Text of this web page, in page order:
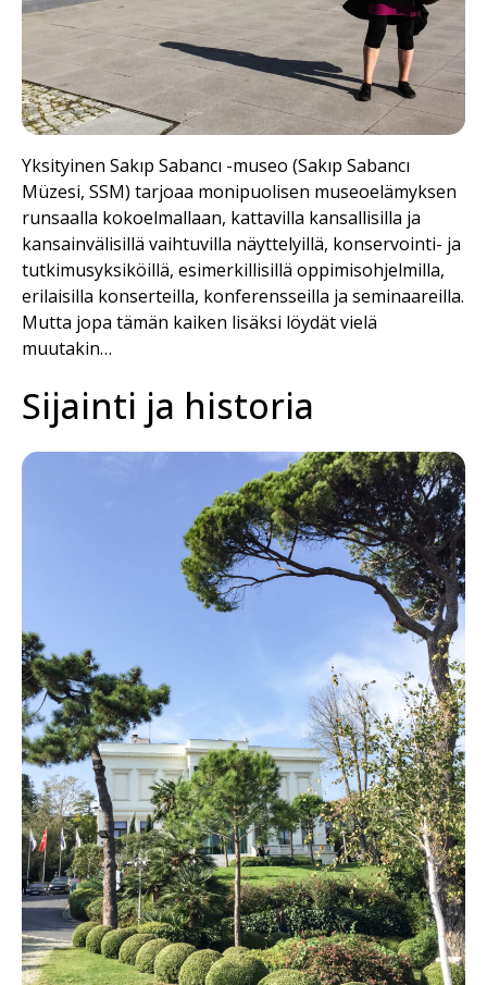
Yksityinen Sakıp Sabancı -museo (Sakıp Sabancı
Müzesi, SSM) tarjoaa monipuolisen museoelämyksen
runsaalla kokoelmallaan, kattavilla kansallisilla ja
kansainvälisillä vaihtuvilla näyttelyillä, konservointi- ja
tutkimusyksiköillä, esimerkillisillä oppimisohjelmilla,
erilaisilla konserteilla, konferensseilla ja seminaareilla.
Mutta jopa tämän kaiken lisäksi löydät vielä
muutakin…
Sijainti ja historia